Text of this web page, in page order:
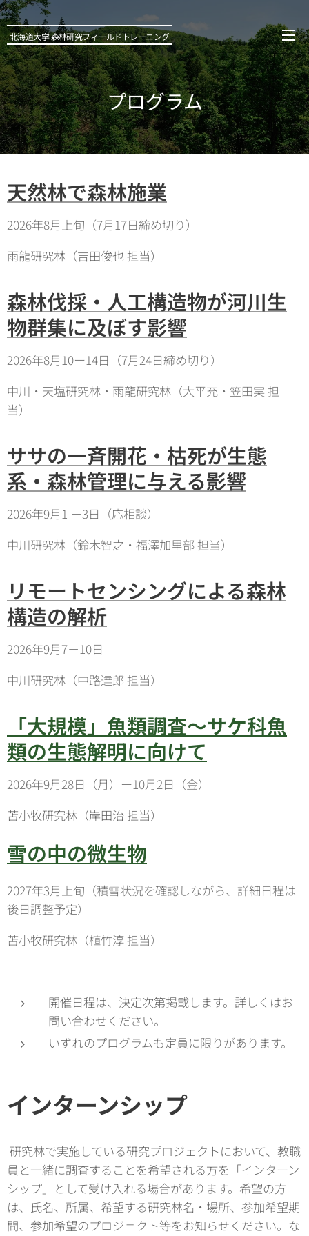
北海道大学 森林研究フィールドトレーニング
プログラム
天然林で森林施業
2026年8月上旬（7月17日締め切り）
雨龍研究林（吉田俊也 担当）
森林伐採・人工構造物が河川生
物群集に及ぼす影響
2026年8月10ー14日（7月24日締め切り）
中川・天塩研究林・雨龍研究林（大平充・笠田実 担
当）
ササの一斉開花・枯死が生態
系・森林管理に与える影響
2026年9月1 －3日（応相談）
中川研究林（鈴木智之・福澤加里部 担当）
リモートセンシングによる森林
構造の解析
2026年9月7－10日
中川研究林（中路達郎 担当）
「大規模」魚類調査～サケ科魚
類の生態解明に向けて
2026年9月28日（月）ー10月2日（金）
苫小牧研究林（岸田治 担当）
雪の中の微生物
2027年3月上旬（積雪状況を確認しながら、詳細日程は
後日調整予定）
苫小牧研究林（植竹淳 担当）
開催日程は、決定次第掲載します。詳しくはお
問い合わせください。
いずれのプログラムも定員に限りがあります。
インターンシップ
研究林で実施している研究プロジェクトにおいて、教職
員と一緒に調査することを希望される方を「インターン
シップ」として受け入れる場合があります。希望の方
は、氏名、所属、希望する研究林名・場所、参加希望期
間、参加希望のプロジェクト等をお知らせください。な